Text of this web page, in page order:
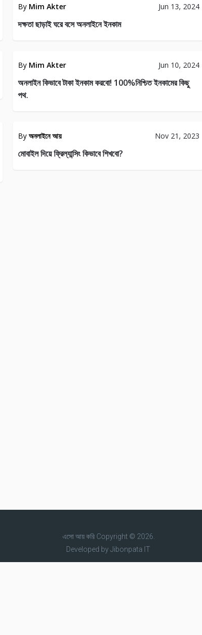
By Mim Akter Jun 13, 2024
দক্ষতা ছাড়াই ঘরে বসে অনলাইনে ইনকাম
By Mim Akter Jun 10, 2024
অনলাইন কিভাবে টাকা ইনকাম করবো! 100%নিশ্চিত ইনকামের কিছু
পথ.
112
INTERNET
Byঅনলাইনে আয় Nov 21, 2023
মোবাইল দিয়ে ফ্রিল্যান্সিং কিভাবে শিখবো?
এসো আয় করি Copyright © 2026.
Developed byJibonpata IT